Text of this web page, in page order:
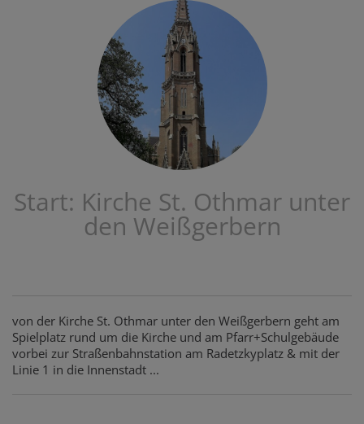
Start: Kirche St. Othmar unter
den Weißgerbern
von der Kirche St. Othmar unter den Weißgerbern geht am
Spielplatz rund um die Kirche und am Pfarr+Schulgebäude
vorbei zur Straßenbahnstation am Radetzkyplatz & mit der
Linie 1 in die Innenstadt ...